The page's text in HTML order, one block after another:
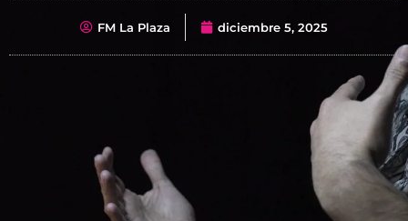
FM La Plaza diciembre 5, 2025